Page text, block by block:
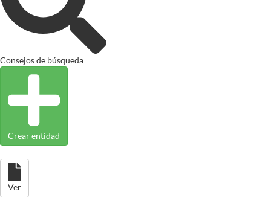
Consejos de búsqueda
Crear entidad
Ver